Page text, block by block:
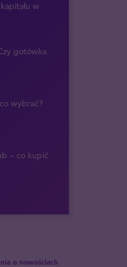
w
gotówka
wybrać?
– co kupić
o nowościach